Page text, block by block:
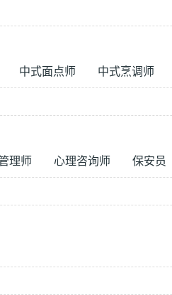
中式面点师 中式烹调师
理师 心理咨询师 保安员